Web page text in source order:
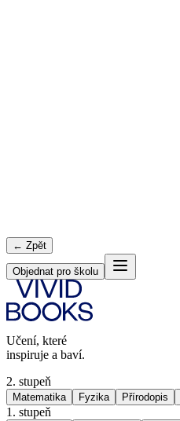
← Zpět
Objednat pro školu
Učení, které
inspiruje a baví.
2. stupeň
Matematika Fyzika Přírodopis
1. stupeň